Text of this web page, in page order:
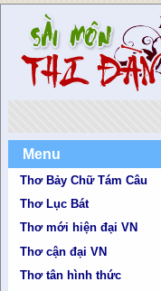
Menu
Thơ Bảy Chữ Tám Câu
Thơ Lục Bát
Thơ mới hiện đại VN
Thơ cận đại VN
Thơ tân hình thức